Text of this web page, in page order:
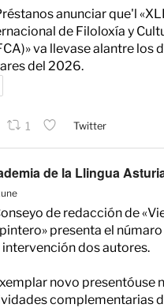
anunciar que'l
de Filoloxía y
va llevase alantre los
del 2026.
1 Twitter
de la Llingua
de redacción de
presenta el
intervención dos autores.
novo presentóuse
complementarias